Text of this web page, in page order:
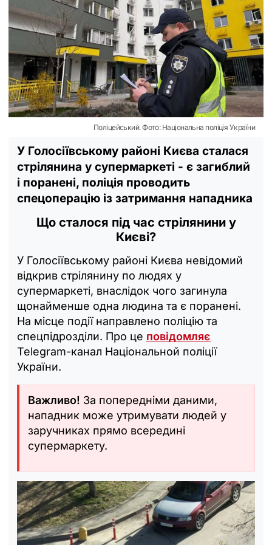
Поліцейський. Фото: Національна поліція України
У Голосіївському районі Києва сталася
стрілянина у супермаркеті - є загиблий
і поранені, поліція проводить
спецоперацію із затримання нападника
Що сталося під час стрілянини у
Києві?
У Голосіївському районі Києва невідомий
відкрив стрілянину по людях у
супермаркеті, внаслідок чого загинула
щонайменше одна людина та є поранені.
На місце події направлено поліцію та
спецпідрозділи. Про це повідомляє
Telegram-канал Національной поліції
України.
Важливо! За попередніми даними,
нападник може утримувати людей у
заручниках прямо всередині
супермаркету.